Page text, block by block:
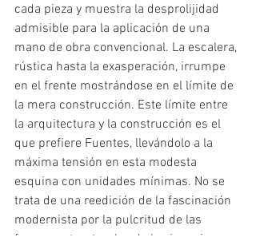
cada pieza y muestra la desprolijidad
admisible para la aplicación de una
mano de obra convencional. La escalera,
rústica hasta la exasperación, irrumpe
en el frente mostrándose en el límite de
la mera construcción. Este límite entre
la arquitectura y la construcción es el
que prefiere Fuentes, llevándolo a la
máxima tensión en esta modesta
esquina con unidades mínimas. No se
trata de una reedición de la fascinación
modernista por la pulcritud de las
formas estructurales de los ingenieros,